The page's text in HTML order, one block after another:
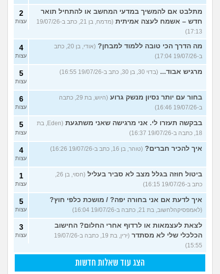
מתלבט אם להמשיך במדעי המחשב או להתחיל תואר
חדש – אשמח לעצה אמיתית
(מדמח, בן 21, כתב ב-19/07/26
17:13)
2
עצות
מה הדרך הכי טובה ללמוד למבחן?
(אודי, בן 20, כתב
ב-19/07/26 17:04)
4
עצות
מרגיש אבוד... (בדוי 30, בן 30, כתב ב-19/07/26 16:55) 5
עצות
בחור עם יותר נסיון מנשק גרוע
(היוש, בת 29, כתבה
ב-19/07/26 16:46)
6
עצות
בבקשה תעזרו לי. אני מרגישה שאני משתגעת
(Eden, בת
18, כתבה ב-19/07/26 16:37)
5
עצות
איך להכיר חברים? (טוהר, בן 16, כתב ב-19/07/26 16:26) 4
עצות
ביטול חוזה בגלל מצב לא סביר בעליל
כתב ב-19/07/26 16:15)
1
עצות
איך לדעת אם אני בחורה יפה? / מושכת כלפי חוץ?
(לאמפסיקהלחשוב, בת 21, כתבה ב-19/07/26 16:04)
5
עצות
לצאת לעצמאות או לרדוף אחרי החלום? החישוב
הכלכלי שלי לא מסתדר
(ירין, בת 19, כתבה ב-19/07/26
15:55)
3
עצות
הצג עוד שאלות חדשות